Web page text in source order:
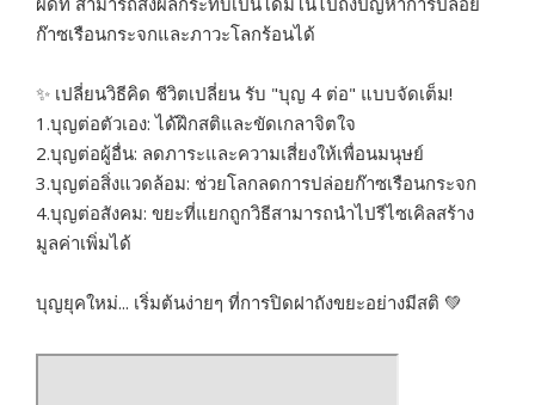
ก๊าซเรือนกระจกและภาวะโลกร้อนได้
✨ เปลี่ยนวิธีคิด ชีวิตเปลี่ยน รับ "บุญ 4 ต่อ" แบบจัดเต็ม!
1.บุญต่อตัวเอง: ได้ฝึกสติและขัดเกลาจิตใจ
2.บุญต่อผู้อื่น: ลดภาระและความเสี่ยงให้เพื่อนมนุษย์
3.บุญต่อสิ่งแวดล้อม: ช่วยโลกลดการปล่อยก๊าซเรือนกระจก
4.บุญต่อสังคม: ขยะที่แยกถูกวิธีสามารถนำไปรีไซเคิลสร้าง
มูลค่าเพิ่มได้
บุญยุคใหม่... เริ่มต้นง่ายๆ ที่การปิดฝาถังขยะอย่างมีสติ 💚